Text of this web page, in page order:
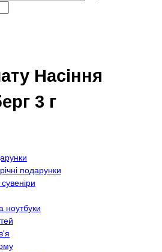
Насіння
3 г
подарунки
ноутбуки